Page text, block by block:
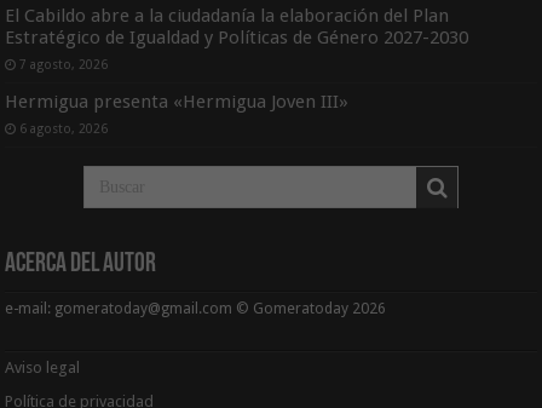
El Cabildo abre a la ciudadanía la elaboración del Plan
Estratégico de Igualdad y Políticas de Género 2027-2030
7 agosto, 2026
Hermigua presenta «Hermigua Joven III»
6 agosto, 2026
Acerca del Autor
e-mail: gomeratoday@gmail.com © Gomeratoday 2026
Aviso legal
Política de privacidad